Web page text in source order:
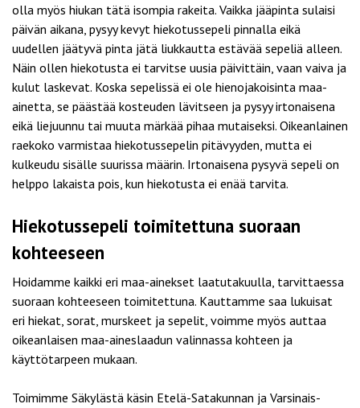
olla myös hiukan tätä isompia rakeita. Vaikka jääpinta sulaisi
päivän aikana, pysyy kevyt hiekotussepeli pinnalla eikä
uudellen jäätyvä pinta jätä liukkautta estävää sepeliä alleen.
Näin ollen hiekotusta ei tarvitse uusia päivittäin, vaan vaiva ja
kulut laskevat. Koska sepelissä ei ole hienojakoisinta maa-
ainetta, se päästää kosteuden lävitseen ja pysyy irtonaisena
eikä liejuunnu tai muuta märkää pihaa mutaiseksi. Oikeanlainen
raekoko varmistaa hiekotussepelin pitävyyden, mutta ei
kulkeudu sisälle suurissa määrin. Irtonaisena pysyvä sepeli on
helppo lakaista pois, kun hiekotusta ei enää tarvita.
Hiekotussepeli toimitettuna suoraan
kohteeseen
Hoidamme kaikki eri maa-ainekset laatutakuulla, tarvittaessa
suoraan kohteeseen toimitettuna. Kauttamme saa lukuisat
eri hiekat, sorat, murskeet ja sepelit, voimme myös auttaa
oikeanlaisen maa-aineslaadun valinnassa kohteen ja
käyttötarpeen mukaan.
Toimimme Säkylästä käsin Etelä-Satakunnan ja Varsinais-